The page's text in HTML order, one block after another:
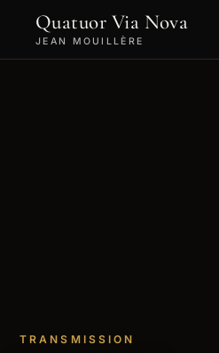
Quatuor Via Nova
JEAN MOUILLÈRE
TRANSMISSION